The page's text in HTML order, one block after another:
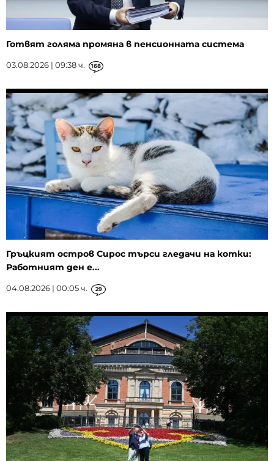
Готвят голяма промяна в пенсионната система
03.08.2026 | 09:38 ч. 168
Гръцкият остров Сирос търси гледачи на котки:
Работният ден е...
04.08.2026 | 00:05 ч. 29